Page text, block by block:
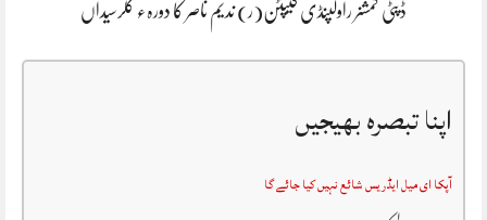
ڈپٹی کمشنر راولپنڈی کیپٹن(ر) ندیم ناصر کا دورہء کلرسیداں
اپنا تبصرہ بھیجیں
آپکا ای میل ایڈریس شائع نہیں کیا جائے گا